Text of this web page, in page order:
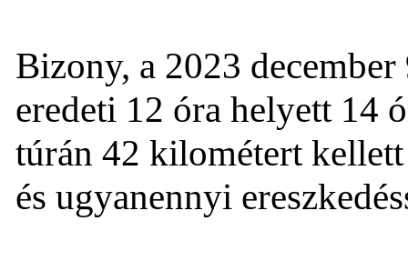
Bizony, a 2023
eredeti 12 óra helyett 14
túrán 42 kilométert
és ugyanennyi